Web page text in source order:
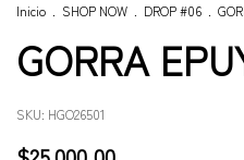
Inicio SHOP NOW DROP #06
GORRA
SKU: HGO26501